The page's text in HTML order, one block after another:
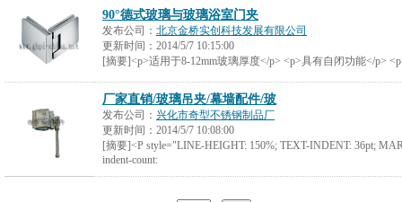
90°德式玻璃与玻璃浴室门夹
发布公司： 北京金桥实创科技发展有限公司
更新时间： 2014/5/7 10:15:00
[摘要]<p>适用于8-12mm玻璃厚度</p> <p>具有自闭功能</p>
厂家直销/玻璃吊夹/幕墙配件/玻
发布公司： 兴化市奇型不锈钢制品厂
更新时间： 2014/5/7 10:08:00
[摘要]<P style="LINE-HEIGHT: 150%; TEXT-INDENT: 36pt;
indent-count: